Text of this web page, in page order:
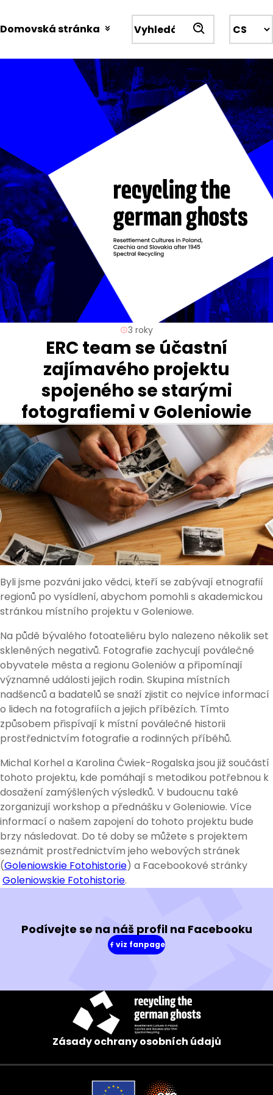
treści
Domovská stránka Wyszukiwarka
3 roky
ERC team se účastní
zajímavého projektu
spojeného se starými
fotografiemi v Goleniowie
Byli jsme pozváni jako vědci, kteří se zabývají etnografií
regionů po vysídlení, abychom pomohli s akademickou
stránkou místního projektu v Goleniowe.
Na půdě bývalého fotoateliéru bylo nalezeno několik set
skleněných negativů. Fotografie zachycují poválečné
obyvatele města a regionu Goleniów a připomínají
významné události jejich rodin. Skupina místních
nadšenců a badatelů se snaží zjistit co nejvíce informací
o lidech na fotografiích a jejich příbězích. Tímto
způsobem přispívají k místní poválečné historii
prostřednictvím fotografie a rodinných příběhů.
Michal Korhel a Karolina Ćwiek-Rogalska jsou již součástí
tohoto projektu, kde pomáhají s metodikou potřebnou k
dosažení zamýšlených výsledků. V budoucnu také
zorganizují workshop a přednášku v Goleniowie. Více
informací o našem zapojení do tohoto projektu bude
brzy následovat. Do té doby se můžete s projektem
seznámit prostřednictvím jeho webových stránek
(Goleniowskie Fotohistorie) a Facebookové stránky
Goleniowskie Fotohistorie.
Podívejte se na náš profil na Facebooku
viz fanpage
(v
novém
Zásady ochrany osobních údajů